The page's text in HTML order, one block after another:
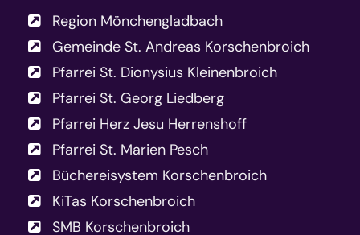
Region Mönchengladbach
Gemeinde St. Andreas Korschenbroich
Pfarrei St. Dionysius Kleinenbroich
Pfarrei St. Georg Liedberg
Pfarrei Herz Jesu Herrenshoff
Pfarrei St. Marien Pesch
Büchereisystem Korschenbroich
KiTas Korschenbroich
SMB Korschenbroich